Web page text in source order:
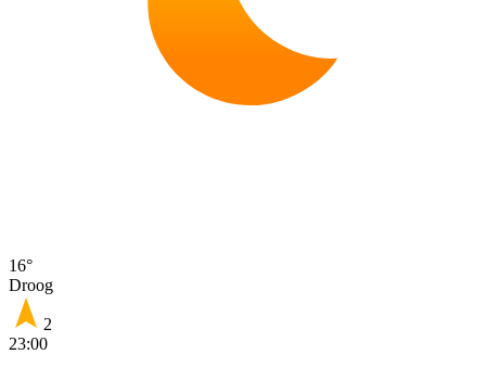
16°
Droog
2
23:00